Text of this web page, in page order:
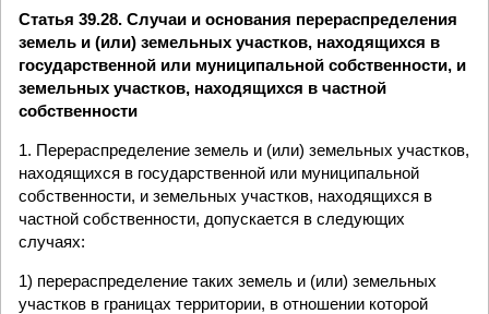
Статья 39.28. Случаи и основания перераспределения
земель и (или) земельных участков, находящихся в
государственной или муниципальной собственности, и
земельных участков, находящихся в частной
собственности
1. Перераспределение земель и (или) земельных участков,
находящихся в государственной или муниципальной
собственности, и земельных участков, находящихся в
частной собственности, допускается в следующих
случаях:
1) перераспределение таких земель и (или) земельных
участков в границах территории, в отношении которой